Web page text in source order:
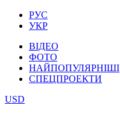
РУС
УКР
ВІДЕО
ФОТО
НАЙПОПУЛЯРНІШІ
СПЕЦПРОЕКТИ
USD